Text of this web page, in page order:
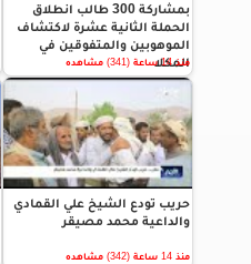
بمشاركة 300 طالب انطلاق
الحملة الثانية عشرة لاكتشاف
الموهوبين والمتفوقين في
المكلا
منذ 14 ساعة (341) مشاهده
حريب تودع الشيخ علي القمادي
والداعية محمد مصيقر
منذ 14 ساعة (342) مشاهده